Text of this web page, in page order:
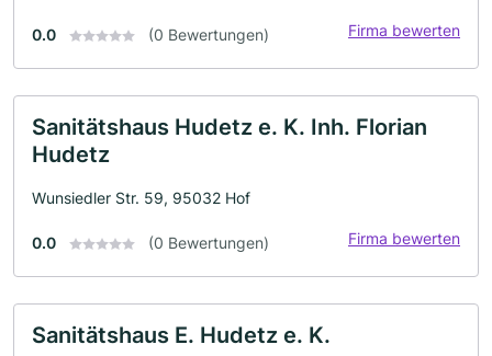
0.0 (0 Bewertungen) Firma bewerten
Sanitätshaus Hudetz e. K. Inh. Florian
Hudetz
Wunsiedler Str. 59, 95032 Hof
0.0 (0 Bewertungen) Firma bewerten
Sanitätshaus E. Hudetz e. K.